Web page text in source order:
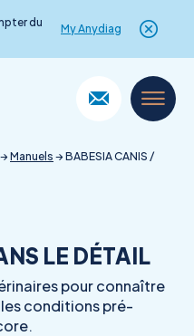
du
My Anydiag
→Manuels →BABESIA CANIS /
LE DÉTAIL
pour connaître
conditions pré-